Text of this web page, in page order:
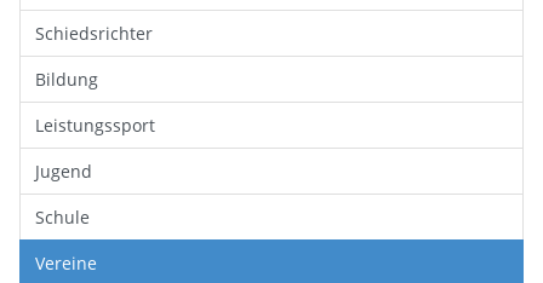
Schiedsrichter
Bildung
Leistungssport
Jugend
Schule
Vereine